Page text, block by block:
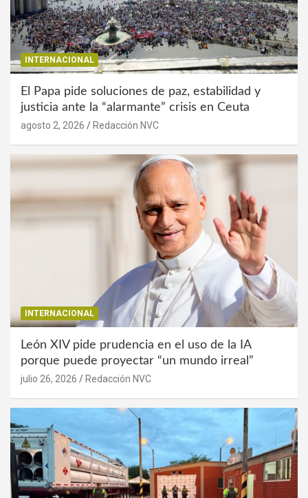
INTERNACIONAL
El Papa pide soluciones de paz, estabilidad y
justicia ante la “alarmante” crisis en Ceuta
agosto 2, 2026 Redacción NVC
INTERNACIONAL
León XIV pide prudencia en el uso de la IA
porque puede proyectar “un mundo irreal”
julio 26, 2026 Redacción NVC